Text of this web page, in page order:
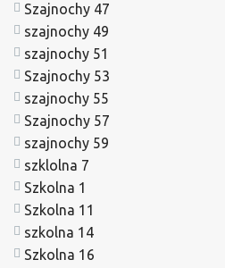
Szajnochy 47
szajnochy 49
szajnochy 51
Szajnochy 53
szajnochy 55
Szajnochy 57
szajnochy 59
szklolna 7
Szkolna 1
Szkolna 11
szkolna 14
Szkolna 16